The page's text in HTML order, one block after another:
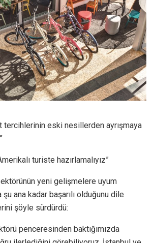
tercihlerinin eski nesillerden ayrışmaya
turiste hazırlamalıyız”
yeni gelişmelere uyum
şu ana kadar başarılı olduğunu dile
şöyle sürdürdü:
penceresinden baktığımızda